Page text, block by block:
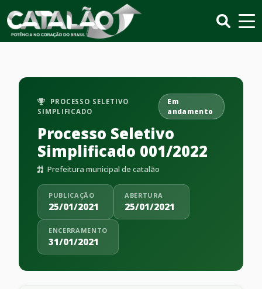
PROCESSO SELETIVO
SIMPLIFICADO
Em
andamento
Processo Seletivo
Simplificado 001/2022
Prefeitura municipal de catalão
PUBLICAÇÃO
25/01/2021
ABERTURA
25/01/2021
ENCERRAMENTO
31/01/2021